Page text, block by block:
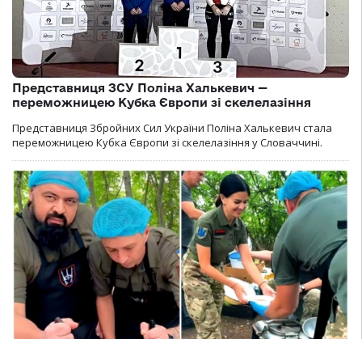
Представниця ЗСУ Поліна Халькевич —
переможницею Кубка Європи зі скелелазіння
Представниця Збройних Сил України Поліна Халькевич стала
переможницею Кубка Європи зі скелелазіння у Словаччині.